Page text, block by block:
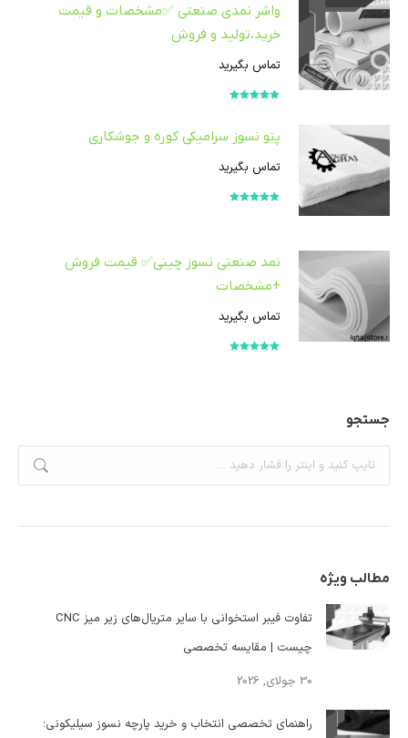
واشر نمدی صنعتی ✅مشخصات و قیمت
خرید،تولید و فروش
تماس بگیرید
پتو نسوز سرامیکی کوره و جوشکاری
تماس بگیرید
نمد صنعتی نسوز چینی✅ قیمت فروش
+مشخصات
تماس بگیرید
جستجو
جستجو:
مطالب ویژه
تفاوت فیبر استخوانی با سایر متریال‌های زیر میز CNC
چیست | مقایسه تخصصی
30 جولای, 2026
راهنمای تخصصی انتخاب و خرید پارچه نسوز سیلیکونی؛